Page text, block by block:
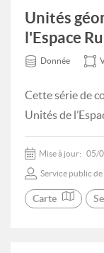
Unités
l'Espace
Donnée
Cette série de
Unités de
Mise à jour: 05/
Service public
Carte